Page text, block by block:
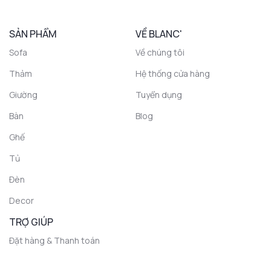
SẢN PHẨM
Sofa
Thảm
Giường
Bàn
Ghế
Tủ
Đèn
Decor
VỀ BLANC'
Về chúng tôi
Hệ thống cửa hàng
Tuyển dụng
Blog
TRỢ GIÚP
Đặt hàng & Thanh toán